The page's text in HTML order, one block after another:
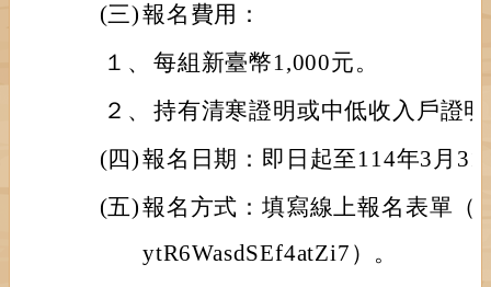
(三)報名費用：
１、 每組新臺幣1,000元。
２、 持有清寒證明或中低收入戶證
(四)報名日期：即日起至114年3月
(五)報名方式：填寫線上報名表單（
ytR6WasdSEf4atZi7）。